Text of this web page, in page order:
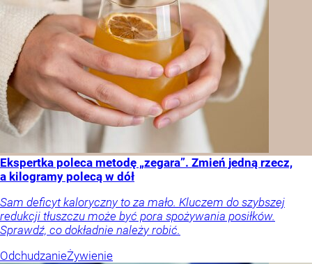
Ekspertka poleca metodę „zegara”. Zmień jedną rzecz,
a kilogramy polecą w dół
Sam deficyt kaloryczny to za mało. Kluczem do szybszej
redukcji tłuszczu może być pora spożywania posiłków.
Sprawdź, co dokładnie należy robić.
OdchudzanieŻywienie